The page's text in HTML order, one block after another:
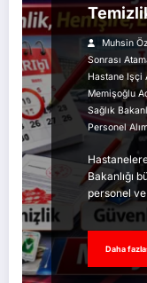
EbeMuhsin
Sonrası
Hastane Işçi
Memişoğlu
Sağlık
Personel
Bakanlığı
personel ve
Daha